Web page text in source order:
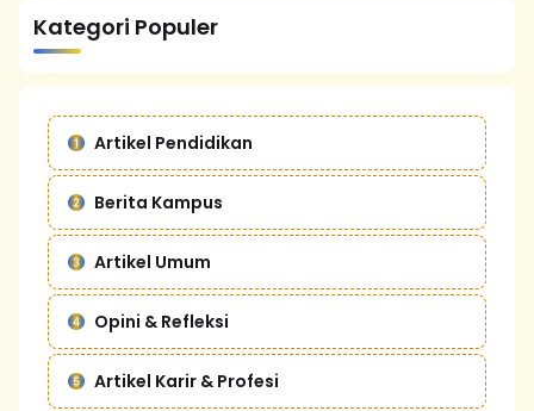
Kategori Populer
Artikel Pendidikan
Berita Kampus
Artikel Umum
Opini & Refleksi
Artikel Karir & Profesi